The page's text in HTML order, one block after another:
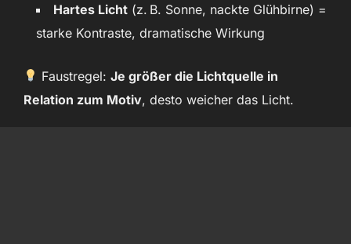
Hartes Licht (z. B. Sonne, nackte Glühbirne) =
starke Kontraste, dramatische Wirkung
Faustregel:Je größer die Lichtquelle in
Relation zum Motiv, desto weicher das Licht.